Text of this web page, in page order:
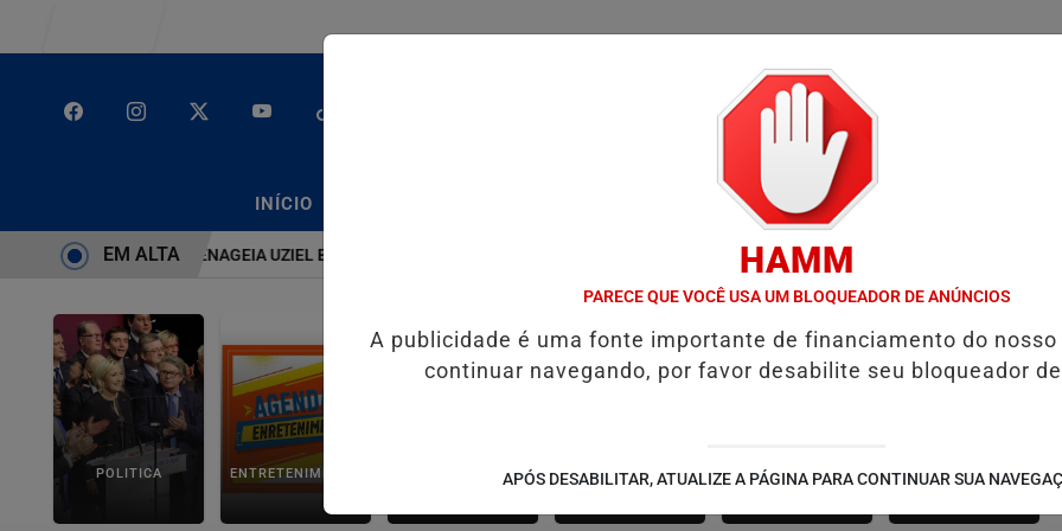
INÍCIO COLUNAS / EMPREGOS
É BRUTO” HOMENAGEIA UZIEL BUENO NO TERRAÇO MINEIRO SALVADOR RECEBE A SMART FIT RUN EM AGOSTO: ESPORTE,
EM ALTA
POLITICA ENTRETENIMENTO SALVADOR AQUI! SÃO JOÃO 2.6
NOTÍCIAS
FUTEBOL
HAMM
PARECE QUE VOCÊ USA UM BLOQUEADOR DE ANÚNCIOS
A publicidade é uma fonte importante de financiamento do nosso
continuar navegando, por favor desabilite seu bloqueador
APÓS DESABILITAR, ATUALIZE A PÁGINA PARA CONTINUAR SUA